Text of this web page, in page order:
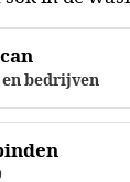
bedrijven